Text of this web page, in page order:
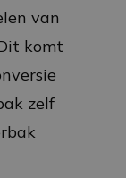
van
komt
zelf